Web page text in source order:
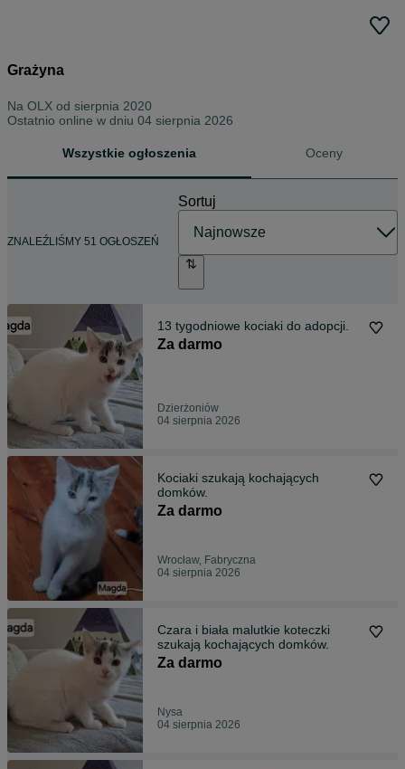
Grażyna
Na OLX od sierpnia 2020
Ostatnio online w dniu 04 sierpnia 2026
Wszystkie ogłoszenia Oceny
ZNALEŹLIŚMY 51 OGŁOSZEŃ
Sortuj
13 tygodniowe kociaki do adopcji.
Za darmo
Dzierżoniów
04 sierpnia 2026
Kociaki szukają kochających
domków.
Za darmo
Wrocław, Fabryczna
04 sierpnia 2026
Czara i biała malutkie koteczki
szukają kochających domków.
Za darmo
Nysa
04 sierpnia 2026